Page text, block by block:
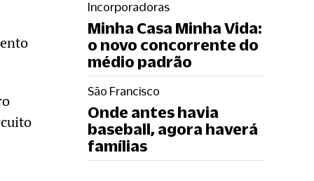
Incorporadoras
Minha Casa Minha Vida:
o novo concorrente do
médio padrão
São Francisco
Onde antes havia
baseball, agora haverá
famílias